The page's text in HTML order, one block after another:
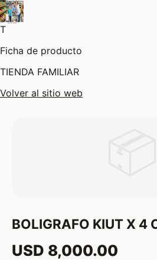
T
Ficha de producto
TIENDA FAMILIAR
Volver al sitio web
BOLIGRAFO KIUT X 4
USD 8,000.00